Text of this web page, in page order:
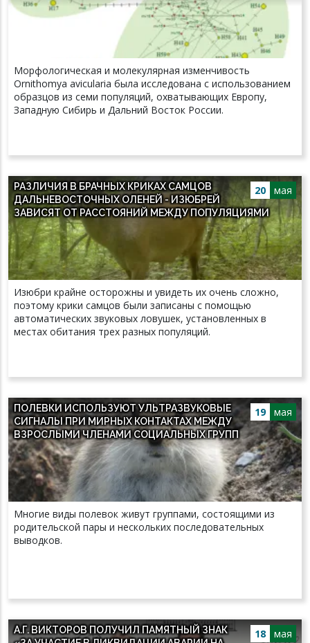
Морфологическая и молекулярная изменчивость
Ornithomya avicularia была исследована с использованием
образцов из семи популяций, охватывающих Европу,
Западную Сибирь и Дальний Восток России.
20 мая
РАЗЛИЧИЯ В БРАЧНЫХ КРИКАХ САМЦОВ
ДАЛЬНЕВОСТОЧНЫХ ОЛЕНЕЙ - ИЗЮБРЕЙ
ЗАВИСЯТ ОТ РАССТОЯНИЙ МЕЖДУ ПОПУЛЯЦИЯМИ
Изюбри крайне осторожны и увидеть их очень сложно,
поэтому крики самцов были записаны с помощью
автоматических звуковых ловушек, установленных в
местах обитания трех разных популяций.
19 мая
ПОЛЕВКИ ИСПОЛЬЗУЮТ УЛЬТРАЗВУКОВЫЕ
СИГНАЛЫ ПРИ МИРНЫХ КОНТАКТАХ МЕЖДУ
ВЗРОСЛЫМИ ЧЛЕНАМИ СОЦИАЛЬНЫХ ГРУПП
Многие виды полевок живут группами, состоящими из
родительской пары и нескольких последовательных
выводков.
18 мая
А.Г. ВИКТОРОВ ПОЛУЧИЛ ПАМЯТНЫЙ ЗНАК